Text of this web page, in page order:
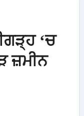
‘ਚ
ਜ਼ਮੀਨ